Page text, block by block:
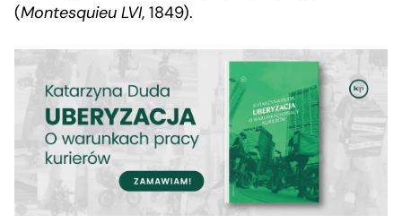
(Montesquieu LVI, 1849).